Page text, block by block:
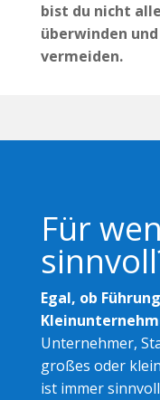
bist du nicht
überwinden
vermeiden.
Für
Egal, ob
Unternehmer,
großes oder
ist immer